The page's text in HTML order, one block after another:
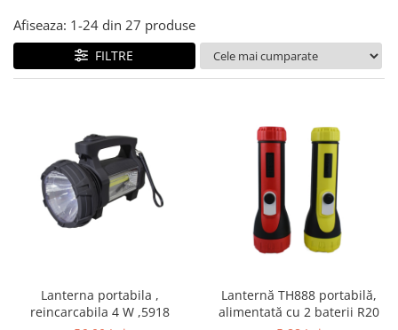
Afiseaza: 1-24 din 27 produse
FILTRE
Lanterna portabila ,
reincarcabila 4 W ,5918
Lanternă TH888 portabilă,
alimentată cu 2 baterii R20